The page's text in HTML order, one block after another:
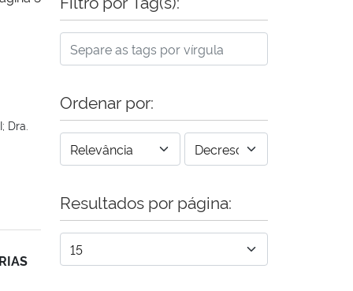
Dra.
Ordenar por:
Resultados por página: